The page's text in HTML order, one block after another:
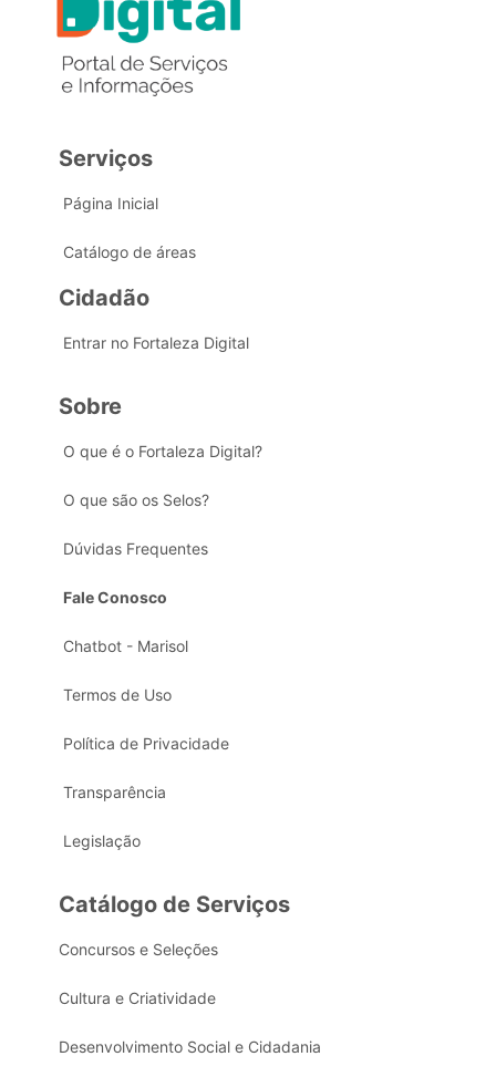
Serviços
Página Inicial
Catálogo de áreas
Cidadão
Entrar no Fortaleza Digital
Sobre
O que é o Fortaleza Digital?
O que são os Selos?
Dúvidas Frequentes
Fale Conosco
Chatbot - Marisol
Termos de Uso
Política de Privacidade
Transparência
Legislação
Catálogo de Serviços
Concursos e Seleções
Cultura e Criatividade
Desenvolvimento Social e Cidadania